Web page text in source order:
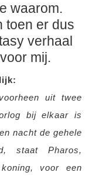
waarom.
toen er dus
verhaal
mij.
uit twee
bij elkaar is
nacht de gehele
staat Pharos,
voor een